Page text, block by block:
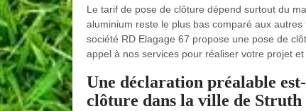
Le tarif de pose de clôture dépend surtout du
aluminium reste le plus bas comparé aux
société RD Elagage 67 propose une pose de
appel à nos services pour réaliser votre projet
Une déclaration préalable
clôture dans la ville de Struth